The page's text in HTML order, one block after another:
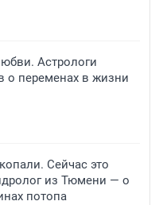
Астрологи
о переменах в жизни
Сейчас это
из Тюмени — о
потопа